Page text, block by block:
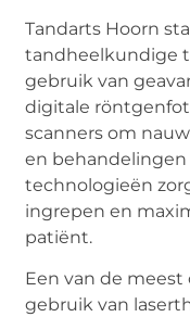
Tandarts Hoorn
tandheelkundige
gebruik van
digitale
scanners om
en behandelingen
technologieën
ingrepen en
patiënt.
Een van de
gebruik van